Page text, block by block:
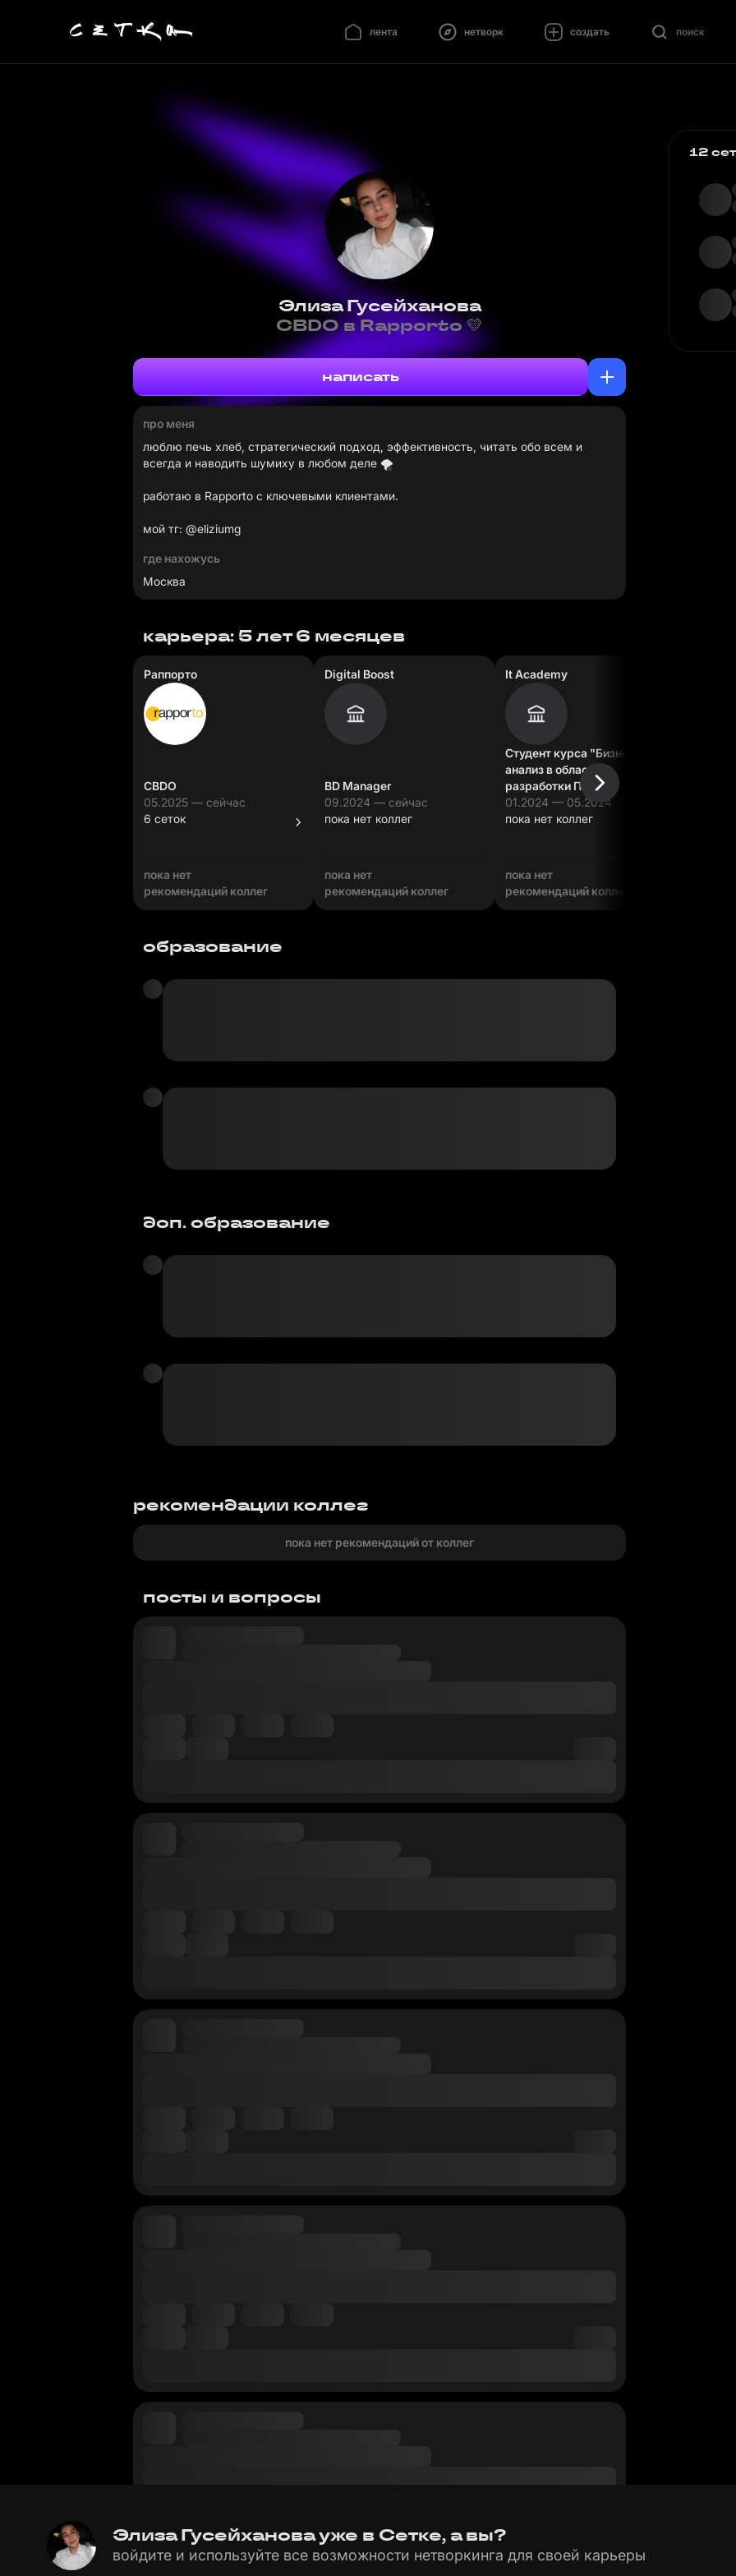
лента нетворк создать поиск
Элиза Гусейханова
CBDO в Rapporto 💛
написать
про меня
люблю печь хлеб, стратегический подход, эффективность, читать обо всем и
всегда и наводить шумиху в любом деле 🌪️
работаю в Rapporto с ключевыми клиентами.
мой тг: @eliziumg
где нахожусь
Москва
карьера: 5 лет 6 месяцев
Раппорто
CBDO
05.2025 — сейчас
6 сеток
пока нет
рекомендаций коллег
Digital Boost
BD Manager
09.2024 — сейчас
пока нет коллег
пока нет
рекомендаций коллег
It Academy
Студент курса "Бизнес-
анализ в области
разработки ПО"
01.2024 — 05.2024
пока нет коллег
пока нет
рекомендаций коллег
образование
доп. образование
рекомендации коллег
пока нет рекомендаций от коллег
посты и вопросы
12
Элиза Гусейханова уже в Сетке, а вы?
войдите и используйте все возможности нетворкинга для своей карьеры